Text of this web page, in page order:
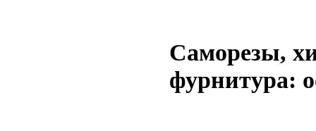
Саморезы,
фурнитура: